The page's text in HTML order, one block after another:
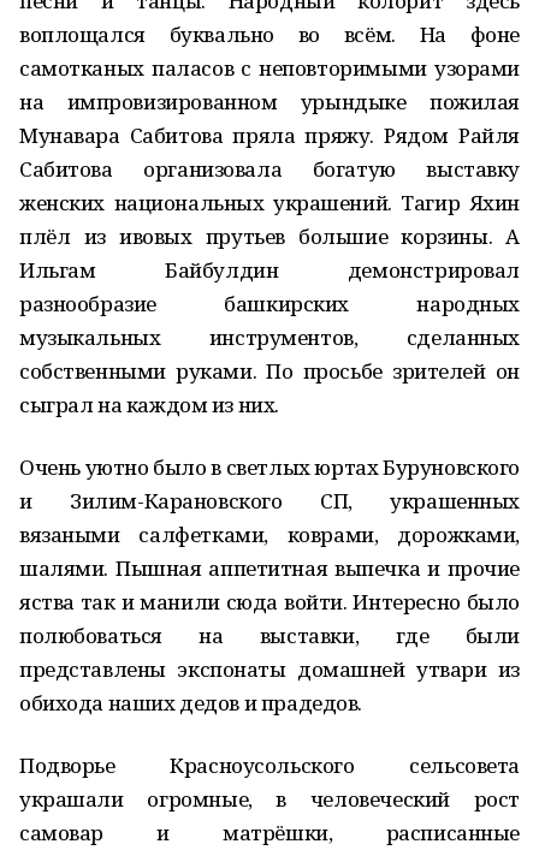
воплощался буквально во всём. На фоне
самотканых паласов с неповторимыми узорами
на импровизированном урындыке пожилая
Мунавара Сабитова пряла пряжу. Рядом Райля
Сабитова организовала богатую выставку
женских национальных украшений. Тагир Яхин
плёл из ивовых прутьев большие корзины. А
Ильгам Байбулдин демонстрировал
разнообразие башкирских народных
музыкальных инструментов, сделанных
собственными руками. По просьбе зрителей он
сыграл на каждом из них.
Очень уютно было в светлых юртах Буруновского
и Зилим-Карановского СП, украшенных
вязаными салфетками, коврами, дорожками,
шалями. Пышная аппетитная выпечка и прочие
яства так и манили сюда войти. Интересно было
полюбоваться на выставки, где были
представлены экспонаты домашней утвари из
обихода наших дедов и прадедов.
Подворье Красноусольского сельсовета
украшали огромные, в человеческий рост
самовар и матрёшки, расписанные